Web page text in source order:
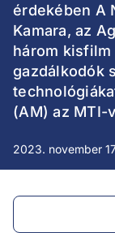
érdekében A
Kamara, az
három
gazdálkodók
(AM) az MTI-
2023. november